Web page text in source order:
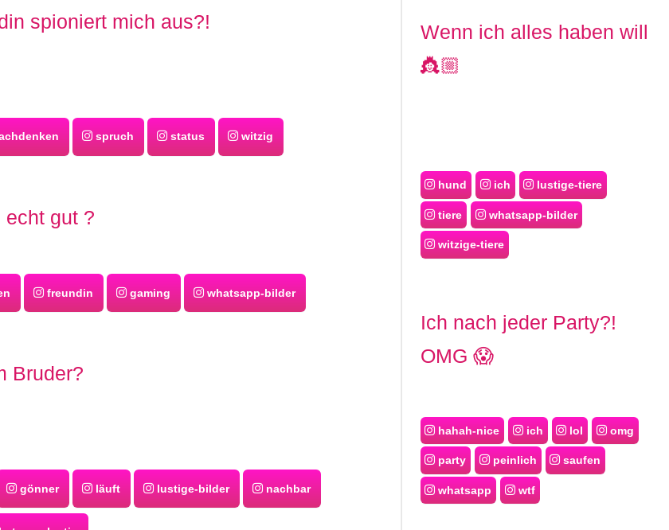
spioniert mich aus?!
spruch status witzig
echt gut ?
freundin gaming whatsapp-bilder
Bruder?
gönner läuft lustige-bilder nachbar
Wenn ich alles haben will
👸🏼
hund ich lustige-tiere
tiere whatsapp-bilder
witzige-tiere
Ich nach jeder Party?!
OMG 😱
hahah-nice ich lol omg
party peinlich saufen
whatsapp wtf